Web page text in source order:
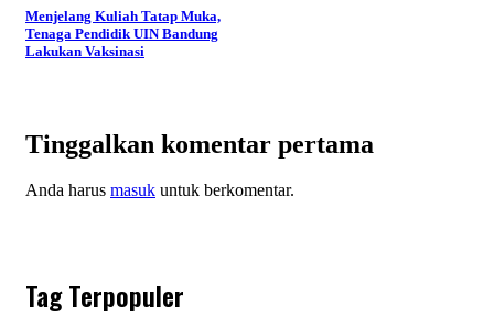
Menjelang Kuliah Tatap Muka,
Tenaga Pendidik UIN Bandung
Lakukan Vaksinasi
Tinggalkan komentar pertama
Anda harus masuk untuk berkomentar.
Tag Terpopuler